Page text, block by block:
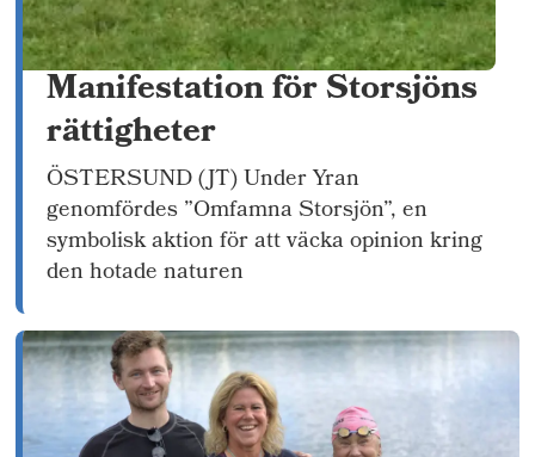
Manifestation för Storsjöns
rättigheter
ÖSTERSUND (JT) Under Yran
genomfördes ”Omfamna Storsjön”, en
symbolisk aktion för att väcka opinion kring
den hotade naturen